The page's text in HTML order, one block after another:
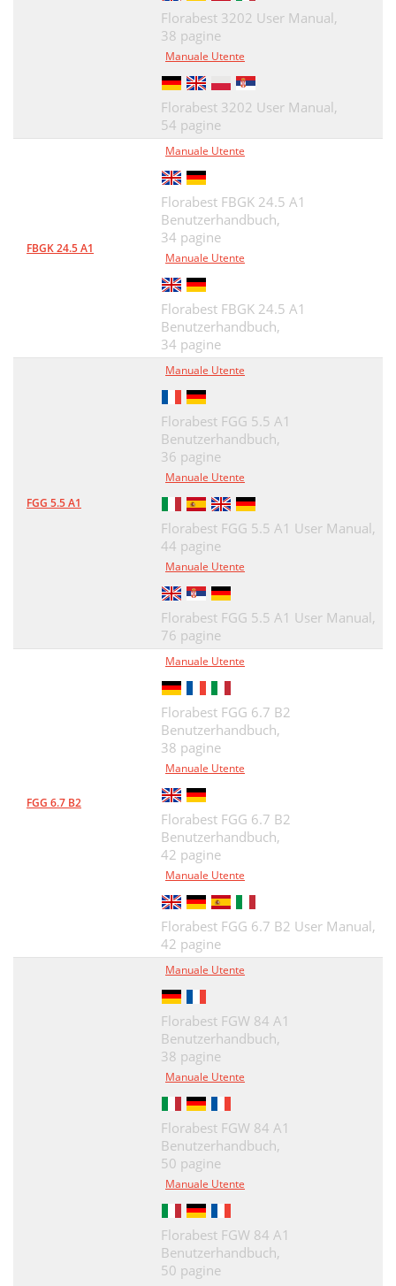
Florabest 3202 User Manual,
38 pagine
Manuale Utente
Florabest 3202 User Manual,
54 pagine
FBGK 24.5 A1
Manuale Utente
Florabest FBGK 24.5 A1
Benutzerhandbuch,
34 pagine
Manuale Utente
Florabest FBGK 24.5 A1
Benutzerhandbuch,
34 pagine
FGG 5.5 A1
Manuale Utente
Florabest FGG 5.5 A1
Benutzerhandbuch,
36 pagine
Manuale Utente
Florabest FGG 5.5 A1 User Manual,
44 pagine
Manuale Utente
Florabest FGG 5.5 A1 User Manual,
76 pagine
FGG 6.7 B2
Manuale Utente
Florabest FGG 6.7 B2
Benutzerhandbuch,
38 pagine
Manuale Utente
Florabest FGG 6.7 B2
Benutzerhandbuch,
42 pagine
Manuale Utente
Florabest FGG 6.7 B2 User Manual,
42 pagine
Manuale Utente
Florabest FGW 84 A1
Benutzerhandbuch,
38 pagine
Manuale Utente
Florabest FGW 84 A1
Benutzerhandbuch,
50 pagine
Manuale Utente
Florabest FGW 84 A1
Benutzerhandbuch,
50 pagine